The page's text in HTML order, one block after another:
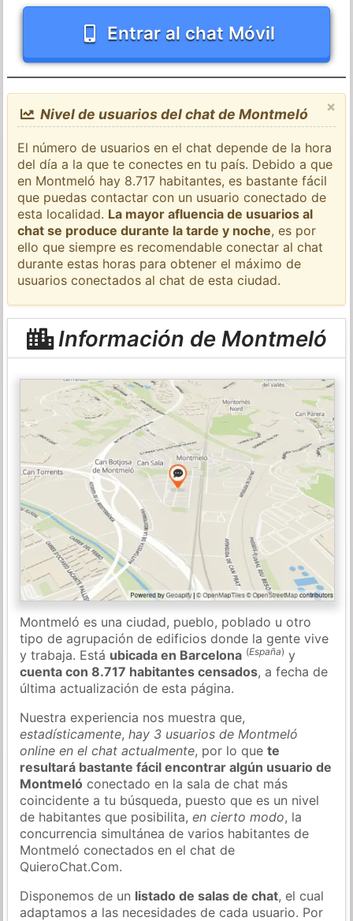
Entrar al chat Móvil
×
Nivel de usuarios del chat de Montmeló
El número de usuarios en el chat depende de la hora
del día a la que te conectes en tu país. Debido a que
en Montmeló hay 8.717 habitantes, es bastante fácil
que puedas contactar con un usuario conectado de
esta localidad. La mayor afluencia de usuarios al
chat se produce durante la tarde y noche, es por
ello que siempre es recomendable conectar al chat
durante estas horas para obtener el máximo de
usuarios conectados al chat de esta ciudad.
Información de Montmeló
Montmeló es una ciudad, pueblo, poblado u otro
tipo de agrupación de edificios donde la gente vive
y trabaja. Está ubicada en Barcelona (España) y
cuenta con 8.717 habitantes censados, a fecha de
última actualización de esta página.
Nuestra experiencia nos muestra que,
estadísticamente,hay 3 usuarios de Montmeló
online en el chat actualmente, por lo quete
resultará bastante fácil encontrar algún usuario de
Montmeló conectado en la sala de chat más
coincidente a tu búsqueda, puesto que es un nivel
de habitantes que posibilita,en cierto modo, la
concurrencia simultánea de varios habitantes de
Montmeló conectados en el chat de
QuieroChat.Com.
Disponemos de un listado de salas de chat, el cual
adaptamos a las necesidades de cada usuario. Por